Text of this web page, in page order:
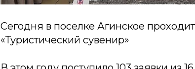
Сегодня в поселке Агинское
«Туристический сувенир»